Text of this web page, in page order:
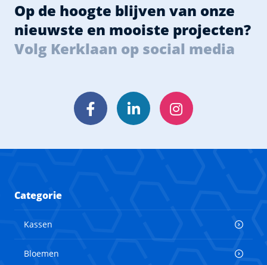
Op de hoogte blijven van onze
nieuwste en mooiste projecten?
Volg Kerklaan op social media
FacebookLinkedInInstagram
Categorie
Kassen
Bloemen